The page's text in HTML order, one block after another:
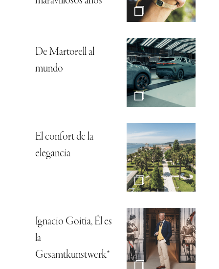
De Martorell al
mundo
El confort de la
elegancia
Ignacio Goitia, Él es
la
Gesamtkunstwerk*